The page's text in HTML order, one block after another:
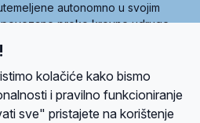
autonomno u svojim
povezane preko krovne udruge
utemeljilo je sedam članica, među
Marija.
kolačiće kako bismo
i pravilno funkcioniranje
sve" pristajete na korištenje